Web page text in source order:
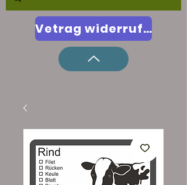
Vetrag widerrufen